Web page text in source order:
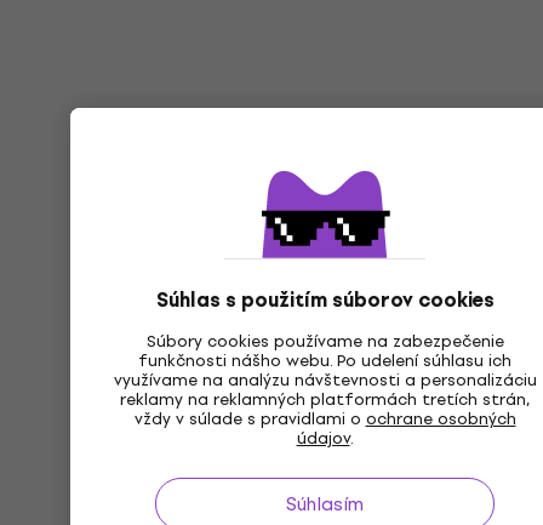
Súhlas s použitím súborov cookies
Súbory cookies používame na zabezpečenie
funkčnosti nášho webu. Po udelení súhlasu ich
využívame na analýzu návštevnosti a personalizáciu
reklamy na reklamných platformách tretích strán,
vždy v súlade s pravidlami o ochrane osobných
údajov.
Súhlasím